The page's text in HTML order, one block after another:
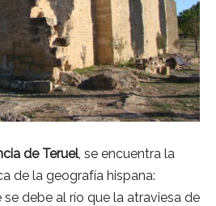
de Teruel, se encuentra la
de la geografía hispana:
se debe al río que la atraviesa de